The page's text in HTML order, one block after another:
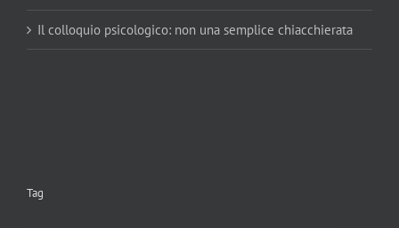
Il colloquio psicologico: non una semplice chiacchierata
Tag